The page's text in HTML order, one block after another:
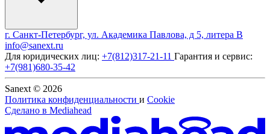
г. Санкт-Петербург, ул. Академика Павлова, д 5, литера В
info@sanext.ru
Для юридических лиц: +7(812)317-21-11 Гарантия и сервис:
+7(981)680-35-42
Sanext © 2026
Политика конфиденциальности и Cookie
Сделано в Mediahead